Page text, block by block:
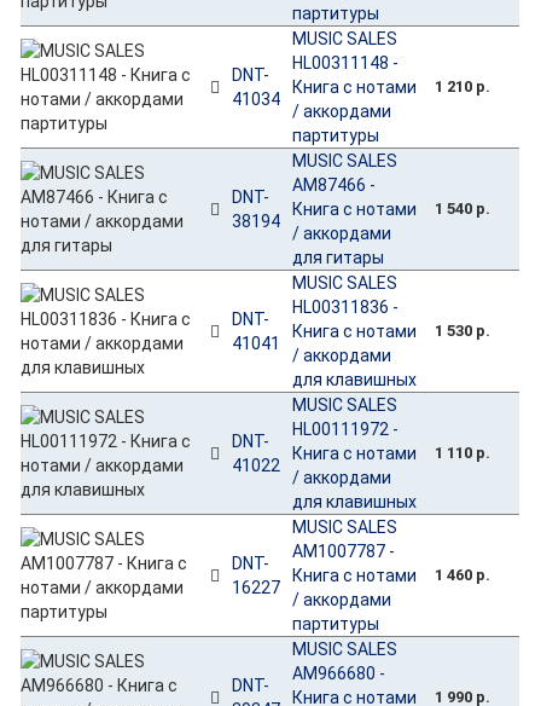
партитуры
DNT-
41034
MUSIC SALES
HL00311148 -
Книга с нотами
/ аккордами
партитуры
1 210 р.
DNT-
38194
MUSIC SALES
AM87466 -
Книга с нотами
/ аккордами
для гитары
1 540 р.
DNT-
41041
MUSIC SALES
HL00311836 -
Книга с нотами
/ аккордами
для клавишных
1 530 р.
DNT-
41022
MUSIC SALES
HL00111972 -
Книга с нотами
/ аккордами
для клавишных
1 110 р.
DNT-
16227
MUSIC SALES
AM1007787 -
Книга с нотами
/ аккордами
партитуры
1 460 р.
DNT-
MUSIC SALES
AM966680 -
Книга с нотами
1 990 р.